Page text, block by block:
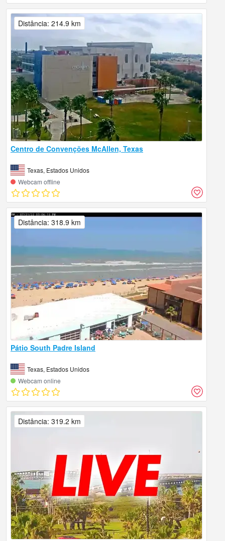
Centro de Convenções McAllen, Texas
Texas, Estados Unidos
Webcam offline
Distância: 214.9 km
Pátio South Padre Island
Texas, Estados Unidos
Webcam online
Distância: 318.9 km
Distância: 319.2 km